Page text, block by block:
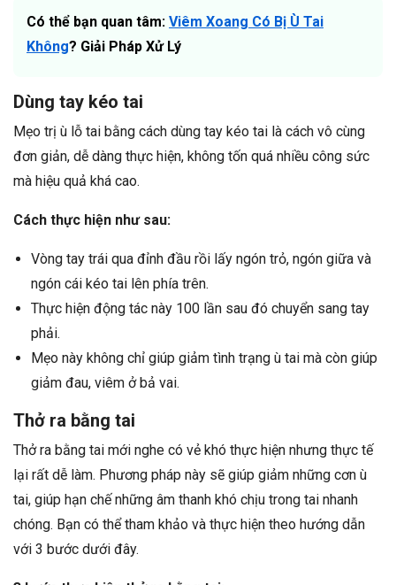
Có thể bạn quan tâm: Viêm Xoang Có Bị Ù Tai
Không? Giải Pháp Xử Lý
Dùng tay kéo tai
Mẹo trị ù lỗ tai bằng cách dùng tay kéo tai là cách vô cùng
đơn giản, dễ dàng thực hiện, không tốn quá nhiều công sức
mà hiệu quả khá cao.
Cách thực hiện như sau:
Vòng tay trái qua đỉnh đầu rồi lấy ngón trỏ, ngón giữa và
ngón cái kéo tai lên phía trên.
Thực hiện động tác này 100 lần sau đó chuyển sang tay
phải.
Mẹo này không chỉ giúp giảm tình trạng ù tai mà còn giúp
giảm đau, viêm ở bả vai.
Thở ra bằng tai
Thở ra bằng tai mới nghe có vẻ khó thực hiện nhưng thực tế
lại rất dễ làm. Phương pháp này sẽ giúp giảm những cơn ù
tai, giúp hạn chế những âm thanh khó chịu trong tai nhanh
chóng. Bạn có thể tham khảo và thực hiện theo hướng dẫn
với 3 bước dưới đây.